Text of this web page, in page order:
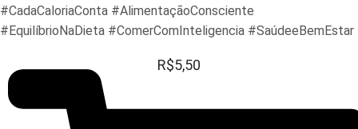
#CadaCaloriaConta #AlimentaçãoConsciente
#EquilíbrioNaDieta #ComerComInteligencia #SaúdeeBemEstar
R$5,50